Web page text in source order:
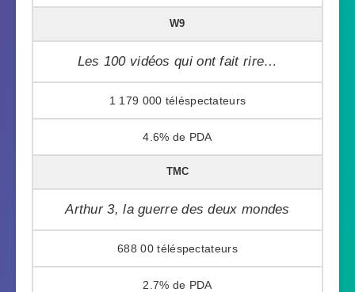
W9
Les 100 vidéos qui ont fait rire…
1 179 000
4.6%
TMC
Arthur 3, la guerre des deux mondes
688 00
2.7%